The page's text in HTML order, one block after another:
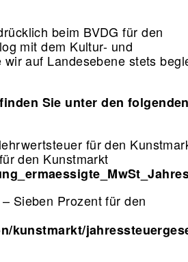
beim BVDG für den
mit dem Kultur- und
auf Landesebene stets
Sie unter den folgenden
für den
den Kunstmarkt
Sieben Prozent für den
kunstmarkt/